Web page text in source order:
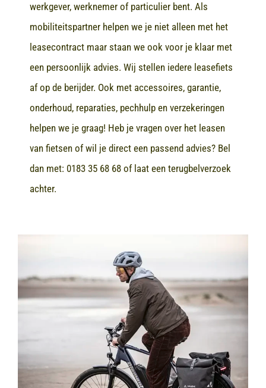
werkgever, werknemer of particulier bent. Als
mobiliteitspartner helpen we je niet alleen met het
leasecontract maar staan we ook voor je klaar met
een persoonlijk advies. Wij stellen iedere leasefiets
af op de berijder. Ook met accessoires, garantie,
onderhoud, reparaties, pechhulp en verzekeringen
helpen we je graag! Heb je vragen over het leasen
van fietsen of wil je direct een passend advies? Bel
dan met: 0183 35 68 68of laat een terugbelverzoek
achter.